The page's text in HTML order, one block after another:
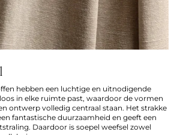
hebben een luchtige en uitnodigende
in elke ruimte past, waardoor de vormen
ontwerp volledig centraal staan. Het strakke
fantastische duurzaamheid en geeft een
Daardoor is soepel weefsel zowel